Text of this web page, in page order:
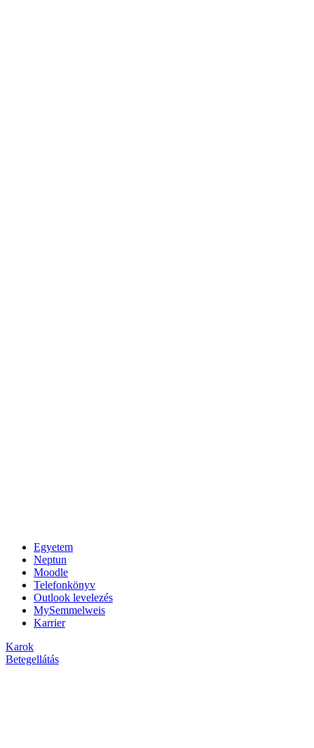
Egyetem
Neptun
Moodle
Telefonkönyv
Outlook levelezés
MySemmelweis
Karrier
Karok
Betegellátás